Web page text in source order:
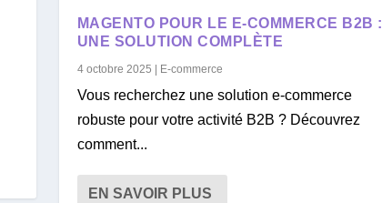
MAGENTO POUR LE E-COMMERCE B2B :
UNE SOLUTION COMPLÈTE
4 octobre 2025 E-commerce
Vous recherchez une solution e-commerce
robuste pour votre activité B2B ? Découvrez
comment...
EN SAVOIR PLUS